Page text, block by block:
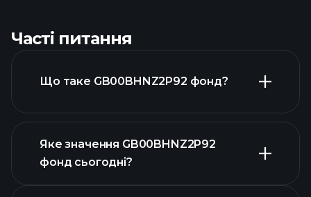
Часті питання
Що таке GB00BHNZ2P92 фонд?
Яке значення GB00BHNZ2P92
фонд сьогодні?